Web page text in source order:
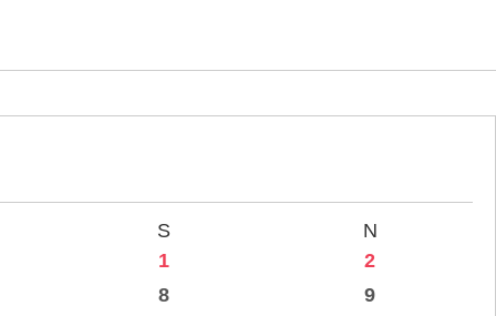
S
N
1
2
8
9